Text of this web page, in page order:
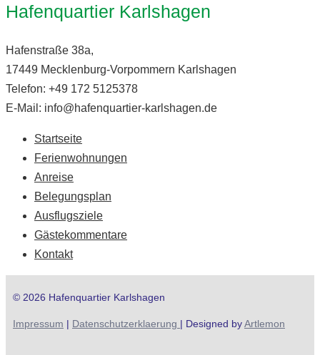
Hafenquartier Karlshagen
Hafenstraße 38a,
17449 Mecklenburg-Vorpommern Karlshagen
Telefon: +49 172 5125378
E-Mail: info@hafenquartier-karlshagen.de
Startseite
Ferienwohnungen
Anreise
Belegungsplan
Ausflugsziele
Gästekommentare
Kontakt
© 2026 Hafenquartier Karlshagen
Impressum | Datenschutzerklaerung | Designed byArtlemon